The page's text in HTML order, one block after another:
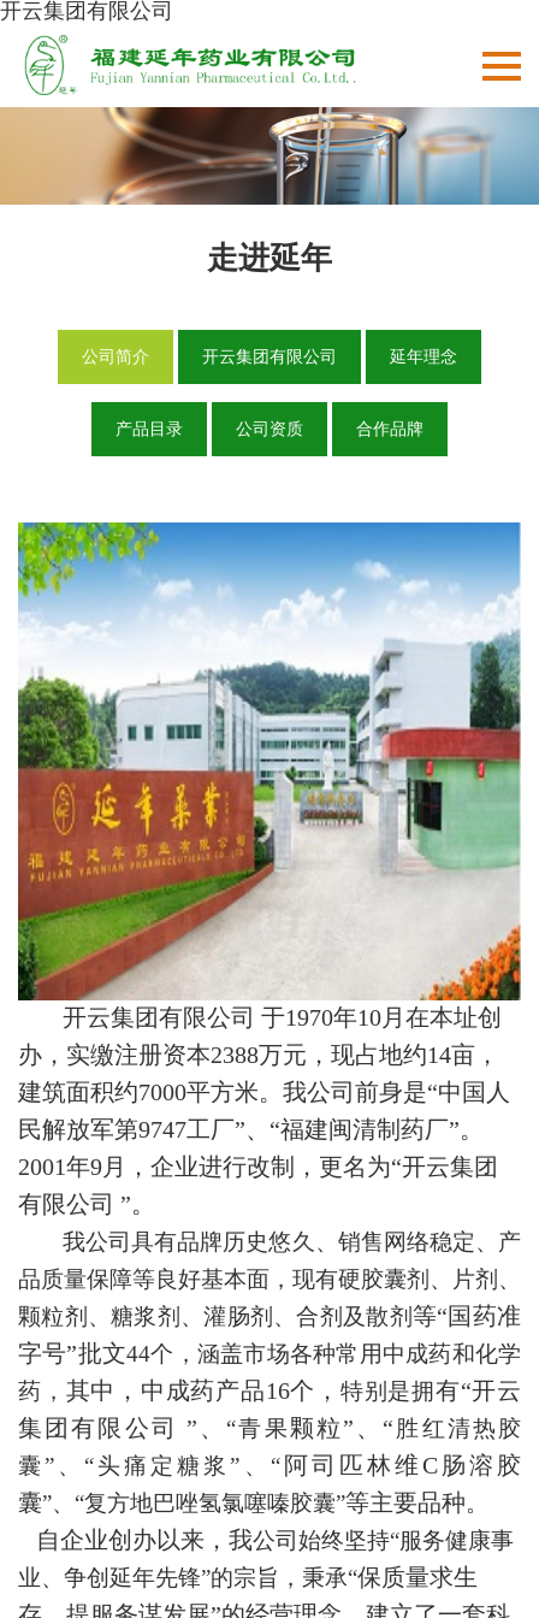
开云集团有限公司
走进延年
公司简介 开云集团有限公司 延年理念
产品目录 公司资质 合作品牌
开云集团有限公司 于1970年10月在本址创
办，实缴注册资本2388万元，现占地约14亩，
建筑面积约7000平方米。我公司前身是“中国人
民解放军第9747工厂”、“福建闽清制药厂”。
2001年9月，企业进行改制，更名为“开云集团
有限公司 ”。
我公司具有品牌历史悠久、销售网络稳定、产
品质量保障等良好基本面，现有硬胶囊剂、片剂、
颗粒剂、糖浆剂、灌肠剂、合剂及散剂等“国药准
字号”批文44个，涵盖市场各种常用中成药和化学
药， 其中，中成药产品16个， 特别是拥有“开云
集团有限公司 ”、 “青果颗粒”、“ 胜红清热胶
囊”、“头痛定糖浆”、“阿司匹林维C肠溶胶
囊”、“复方地巴唑氢氯噻嗪胶囊”等主要品种。
自企业创办以来，我公司始终坚持“服务健康事
业、争创延年先锋”的宗旨，秉承“保质量求生